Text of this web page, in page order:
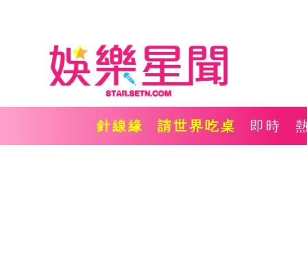
針線緣 請世界吃桌 即時